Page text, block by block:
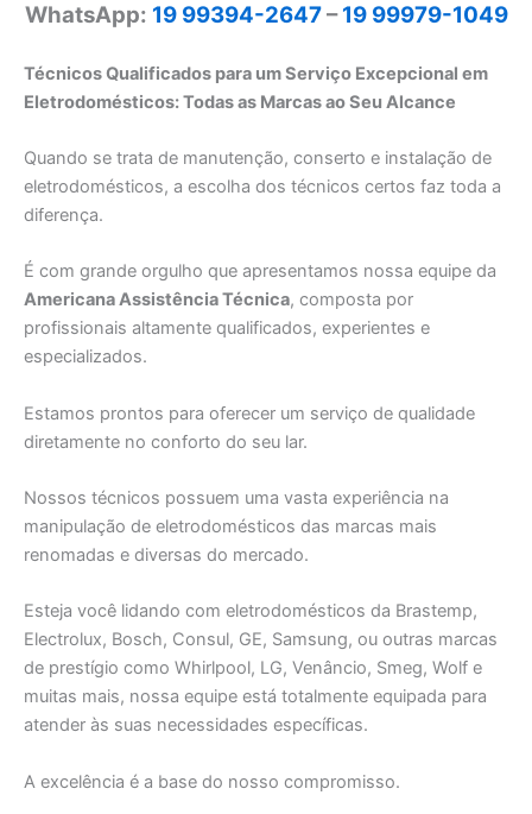
WhatsApp: 19 99394-2647–19 99979-1049
Técnicos Qualificados para um Serviço Excepcional em
Eletrodomésticos: Todas as Marcas ao Seu Alcance
Quando se trata de manutenção, conserto e instalação de
eletrodomésticos, a escolha dos técnicos certos faz toda a
diferença.
É com grande orgulho que apresentamos nossa equipe da
Americana Assistência Técnica, composta por
profissionais altamente qualificados, experientes e
especializados.
Estamos prontos para oferecer um serviço de qualidade
diretamente no conforto do seu lar.
Nossos técnicos possuem uma vasta experiência na
manipulação de eletrodomésticos das marcas mais
renomadas e diversas do mercado.
Esteja você lidando com eletrodomésticos da Brastemp,
Electrolux, Bosch, Consul, GE, Samsung, ou outras marcas
de prestígio como Whirlpool, LG, Venâncio, Smeg, Wolf e
muitas mais, nossa equipe está totalmente equipada para
atender às suas necessidades específicas.
A excelência é a base do nosso compromisso.